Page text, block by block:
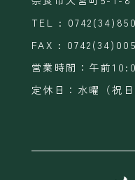
TEL :
FAX :
営業時間：午前
定休日：水曜（祝